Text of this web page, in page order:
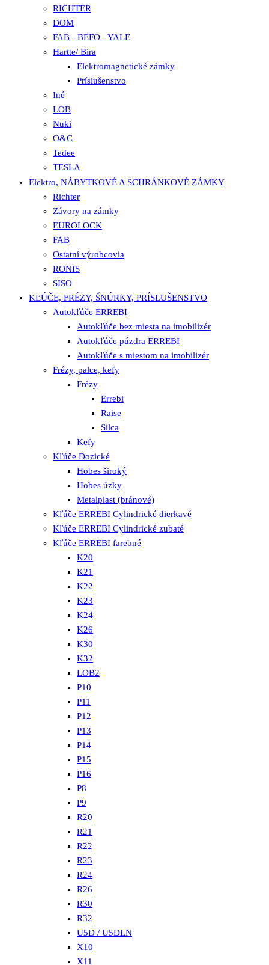
RICHTER
DOM
FAB - BEFO - YALE
Hartte/ Bira
Elektromagnetické zámky
Príslušenstvo
Iné
LOB
Nuki
O&C
Tedee
TESLA
Elektro, NÁBYTKOVÉ A SCHRÁNKOVÉ ZÁMKY
Richter
Závory na zámky
EUROLOCK
FAB
Ostatní výrobcovia
RONIS
SISO
KĽÚČE, FRÉZY, ŠNÚRKY, PRÍSLUŠENSTVO
Autokľúče ERREBI
Autokľúče bez miesta na imobilizér
Autokľúče púzdra ERREBI
Autokľúče s miestom na imobilizér
Frézy, palce, kefy
Frézy
Errebi
Raise
Silca
Kefy
Kľúče Dozické
Hobes široký
Hobes úzky
Metalplast (bránové)
Kľúče ERREBI Cylindrické dierkavé
Kľúče ERREBI Cylindrické zubaté
Kľúče ERREBI farebné
K20
K21
K22
K23
K24
K26
K30
K32
LOB2
P10
P11
P12
P13
P14
P15
P16
P8
P9
R20
R21
R22
R23
R24
R26
R30
R32
U5D / U5DLN
X10
X11